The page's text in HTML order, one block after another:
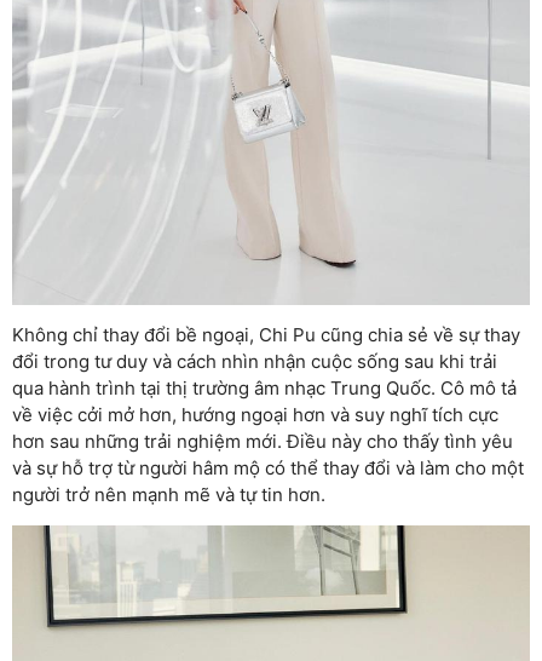
Không chỉ thay đổi bề ngoại, Chi Pu cũng chia sẻ về sự thay
đổi trong tư duy và cách nhìn nhận cuộc sống sau khi trải
qua hành trình tại thị trường âm nhạc Trung Quốc. Cô mô tả
về việc cởi mở hơn, hướng ngoại hơn và suy nghĩ tích cực
hơn sau những trải nghiệm mới. Điều này cho thấy tình yêu
và sự hỗ trợ từ người hâm mộ có thể thay đổi và làm cho một
người trở nên mạnh mẽ và tự tin hơn.